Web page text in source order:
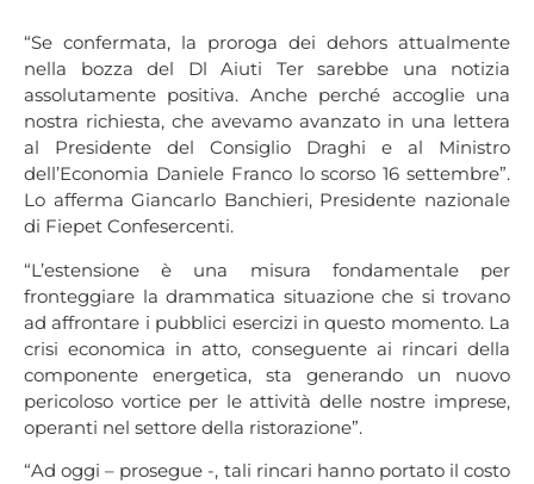
“Se confermata, la proroga dei dehors attualmente
nella bozza del Dl Aiuti Ter sarebbe una notizia
assolutamente positiva. Anche perché accoglie una
nostra richiesta, che avevamo avanzato in una lettera
al Presidente del Consiglio Draghi e al Ministro
dell’Economia Daniele Franco lo scorso 16 settembre”.
Lo afferma Giancarlo Banchieri, Presidente nazionale
di Fiepet Confesercenti.
“L’estensione è una misura fondamentale per
fronteggiare la drammatica situazione che si trovano
ad affrontare i pubblici esercizi in questo momento. La
crisi economica in atto, conseguente ai rincari della
componente energetica, sta generando un nuovo
pericoloso vortice per le attività delle nostre imprese,
operanti nel settore della ristorazione”.
“Ad oggi – prosegue -, tali rincari hanno portato il costo